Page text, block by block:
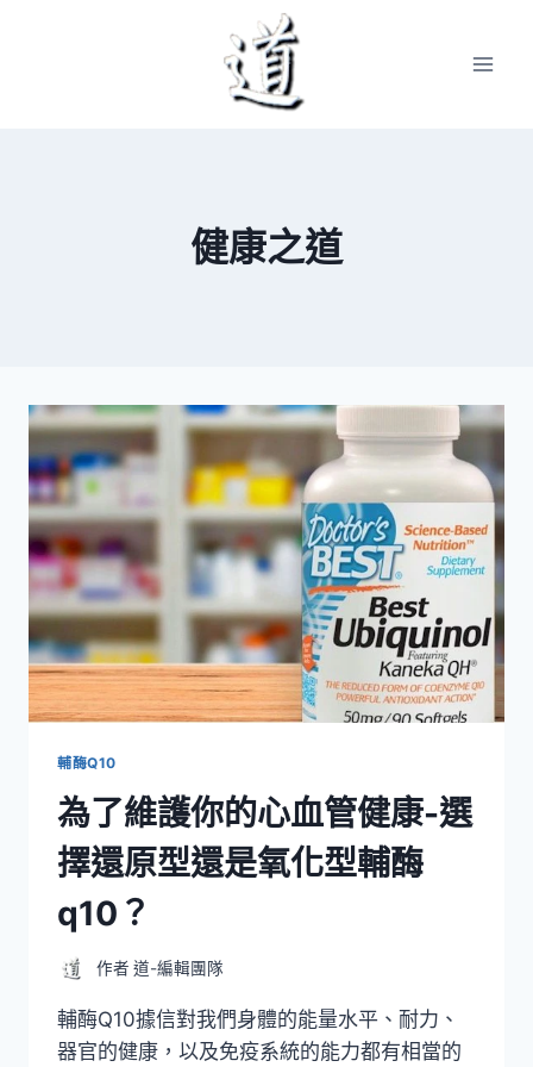
健康之道
輔酶Q10
為了維護你的心血管健康-選
擇還原型還是氧化型輔酶
q10？
作者 道-編輯團隊
輔酶Q10據信對我們身體的能量水平、耐力、
器官的健康，以及免疫系統的能力都有相當的